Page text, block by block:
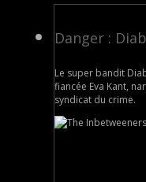
Danger :
Le super bandit
fiancée Eva Kant,
syndicat du crime.